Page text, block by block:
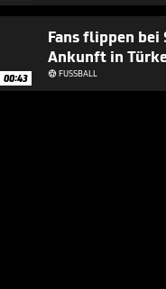
00:43
Fans flippen bei
Ankunft in
FUSSBALL